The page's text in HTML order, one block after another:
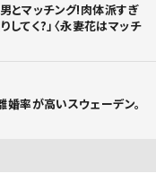
とマッチング!肉体派すぎ
してく?」〈永妻花はマッチ
率が高いスウェーデン。